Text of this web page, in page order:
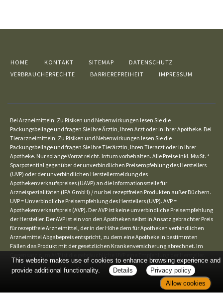
HOME KONTAKT SITEMAP
DATENSCHUTZ
VERBRAUCHERRECHTE
BARRIEREFREIHEIT IMPRESSUM
Bei Arzneimitteln: Zu Risiken und Nebenwirkungen lesen Sie die
Packungsbeilage und fragen Sie Ihre Ärztin, Ihren Arzt oder in Ihrer Apotheke. Bei
Tierarzneimitteln: Zu Risiken und Nebenwirkungen lesen Sie die
Packungsbeilage und fragen Sie Ihre Tierärztin, Ihren Tierarzt oder in Ihrer
Apotheke. Nur solange Vorrat reicht. Irrtum vorbehalten. Alle Preise inkl. MwSt. *
Sparpotential gegenüber der unverbindlichen Preisempfehlung des Herstellers
(UVP) oder der unverbindlichen Herstellermeldung des
Apothekenverkaufspreises (UAVP) an die Informationsstelle für
Arzneispezialitäten (IFA GmbH) / nur bei rezeptfreien Produkten außer Büchern.
UVP = Unverbindliche Preisempfehlung des Herstellers (UVP). AVP =
Apothekenverkaufspreis (AVP). Der AVP ist keine unverbindliche Preisempfehlung
der Hersteller. Der AVP ist ein von den Apotheken selbst in Ansatz gebrachter Preis
für rezeptfreie Arzneimittel, der in der Höhe dem für Apotheken verbindlichen
Arzneimittel Abgabepreis entspricht, zu dem eine Apotheke in bestimmten
Fällen das Produkt mit der gesetzlichen Krankenversicherung abrechnet. Im
This website makes use of cookies to enhance browsing experience and
provide additional functionality.
Details
Privacy policy
Allow cookies